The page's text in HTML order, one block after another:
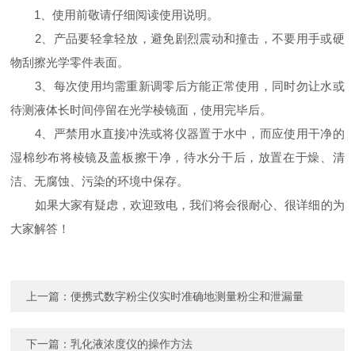
1、使用前敬请仔细阅读使用说明。
2、产品要轻拿轻放，避免剧烈震动和撞击，不要用手或硬
物刮擦光学零件表面。
3、每次使用均需重新调零后方能正常使用，同时勿让水或
待测液体长时间停留在光学棱镜面，使用完毕后。
4、严禁用水直接冲洗或将仪器置于水中，而应使用干净的
湿棉纱布将棱镜及盖板擦干净，待水分干后，放置在于燥、清
洁、无腐蚀、污染的环境中保存。
如果大家有疑虑，欢迎致电，我们将会很耐心、很详细的为
大家解答！
上一篇：便携式数字粉尘仪实时准确地测量粉尘和泄漏量
下一篇：乳化液浓度仪的操作方法